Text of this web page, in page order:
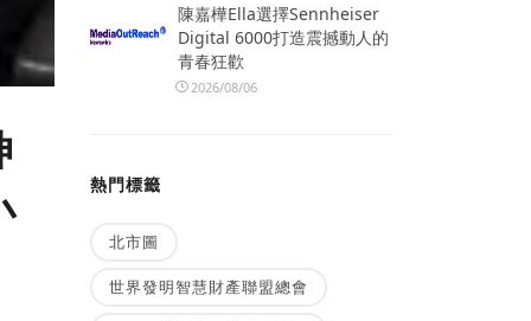
陳嘉樺Ella選擇Sennheiser
Digital 6000打造震撼動人的
青春狂歡
2026/08/06
熱門標籤
北市圖
世界發明智慧財產聯盟總會